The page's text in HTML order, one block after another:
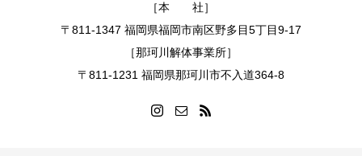
［本 社］
〒811-1347 福岡県福岡市南区野多目5丁目9-17
［那珂川解体事業所］
〒811-1231 福岡県那珂川市不入道364-8